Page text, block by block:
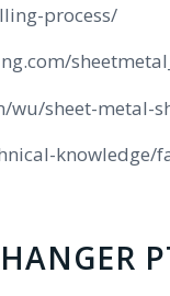
process/
wu/sheet-metal-
knowledge/